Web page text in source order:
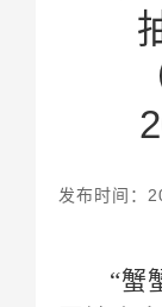
发布时间：